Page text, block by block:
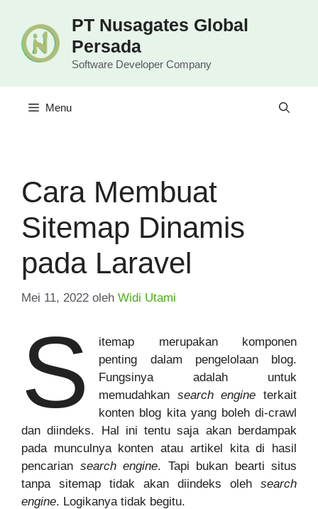
PT Nusagates Global
Persada
Software Developer Company
Menu
Cara Membuat
Sitemap Dinamis
pada Laravel
Mei 11, 2022 oleh Widi Utami
S
itemap merupakan komponen
penting dalam pengelolaan blog.
Fungsinya adalah untuk
memudahkan search engine terkait
konten blog kita yang boleh di-crawl
dan diindeks. Hal ini tentu saja akan berdampak
pada munculnya konten atau artikel kita di hasil
pencarian search engine. Tapi bukan bearti situs
tanpa sitemap tidak akan diindeks oleh search
engine. Logikanya tidak begitu.